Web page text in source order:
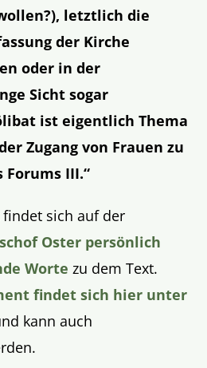
letztlich die
der Kirche
oder in der
Sicht sogar
ist eigentlich Thema
Zugang von Frauen zu
Forums III.“
sich auf der
Oster persönlich
Worte zu dem Text.
findet sich hier unter
kann auch